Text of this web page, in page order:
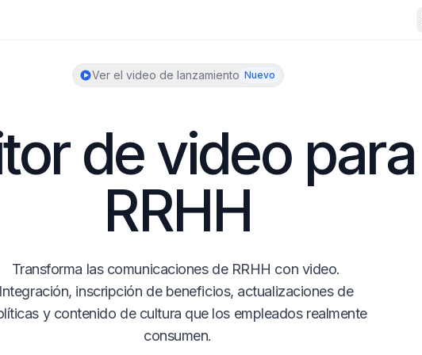
Ver el video de lanzamiento Nuevo
de video para
RRHH
Transforma las comunicaciones de RRHH con video.
Integración, inscripción de beneficios, actualizaciones de
y contenido de cultura que los empleados realmente
consumen.